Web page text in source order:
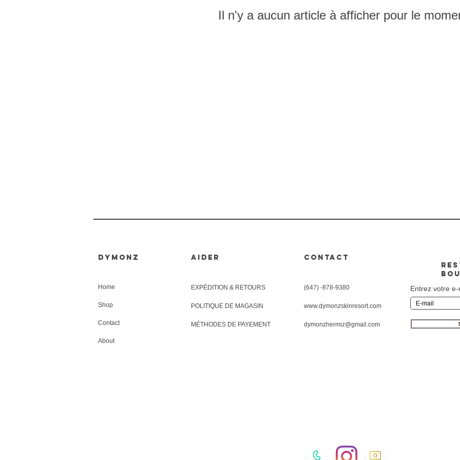
Il n'y a aucun article à afficher pour le
Dymonz
Home
Shop
Contact
About
AIDER
EXPÉDITION & RETOURS
POLITIQUE DE MAGASIN
MÉTHODES DE PAYEMENT
CONTACT
(647) -878-9380
www.dymonzskinresort.com
dymonzhermiz@gmail.com
Entrez votre e-